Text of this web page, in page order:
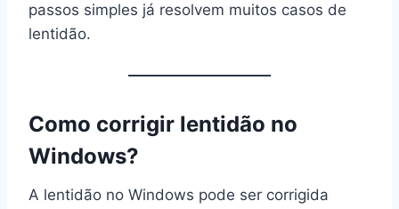
passos simples já resolvem muitos casos de
lentidão.
Como corrigir lentidão no
Windows?
A lentidão no Windows pode ser corrigida